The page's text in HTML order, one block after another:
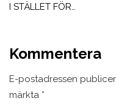
I STÄLLET FÖR…
Kommentera
E-postadressen
märkta *